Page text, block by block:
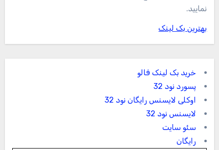
نمایید.
بهترین بک لینک
خرید بک لینک فالو
پسورد نود 32
اوکلی لایسنس رایگان نود 32
لایسنس نود 32
سئو سایت
رایگان